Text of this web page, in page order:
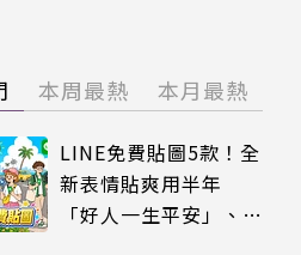
本周最熱 本月最熱
LINE免費貼圖5款！全
新表情貼爽用半年
「好人一生平安」、